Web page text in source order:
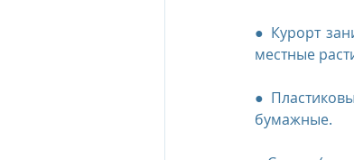
● Курорт
местные
●
бумажные.